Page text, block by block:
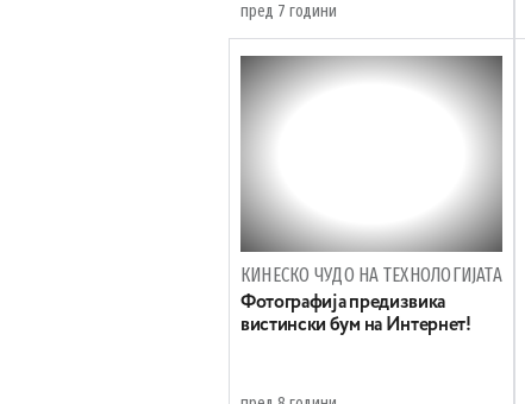
пред 7 години
КИНЕСКО ЧУДО НА ТЕХНОЛОГИЈАТА
Фотографија предизвика
вистински бум на Интернет!